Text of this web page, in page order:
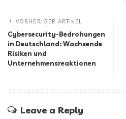
VORHERIGER ARTIKEL
Cybersecurity-Bedrohungen
in Deutschland: Wachsende
Risiken und
Unternehmensreaktionen
Leave a Reply